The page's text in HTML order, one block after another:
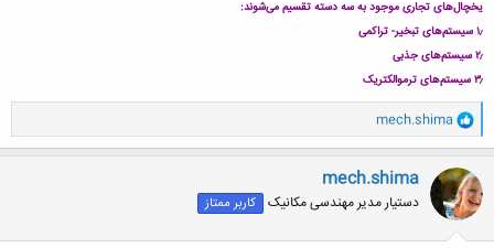
یخچال‌های تجاری موجود به سه دسته تقسیم می‌شوند:
۱٫ سیستم‌های تبخیر- تراکمی
۲٫ سیستم‌های جذبی
۳٫ سیستم‌های ترموالکتریک
و
ا
ک
ن
ش
ه
ا
mech.shima
mech.shima
دستیار مدیر مهندسی مکانیک کاربر ممتاز